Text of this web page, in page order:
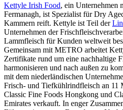
Kettyle Irish Food, ein Unternehmen
Fermanagh, ist Spezialist für Dry
Kammern reift. Kettyle ist Teil der
Unternehmen der
Lammfleisch für Kunden weltweit
Gemeinsam mit METRO arbeitet
Zertifikate rund um eine nachhaltige
harmonisieren und nach außen zu
mit dem niederländischen
Frisch- und Tiefkühlrindfleisch an 11
Classic Fine Foods Hongkong und
Emirates verkauft. In enger